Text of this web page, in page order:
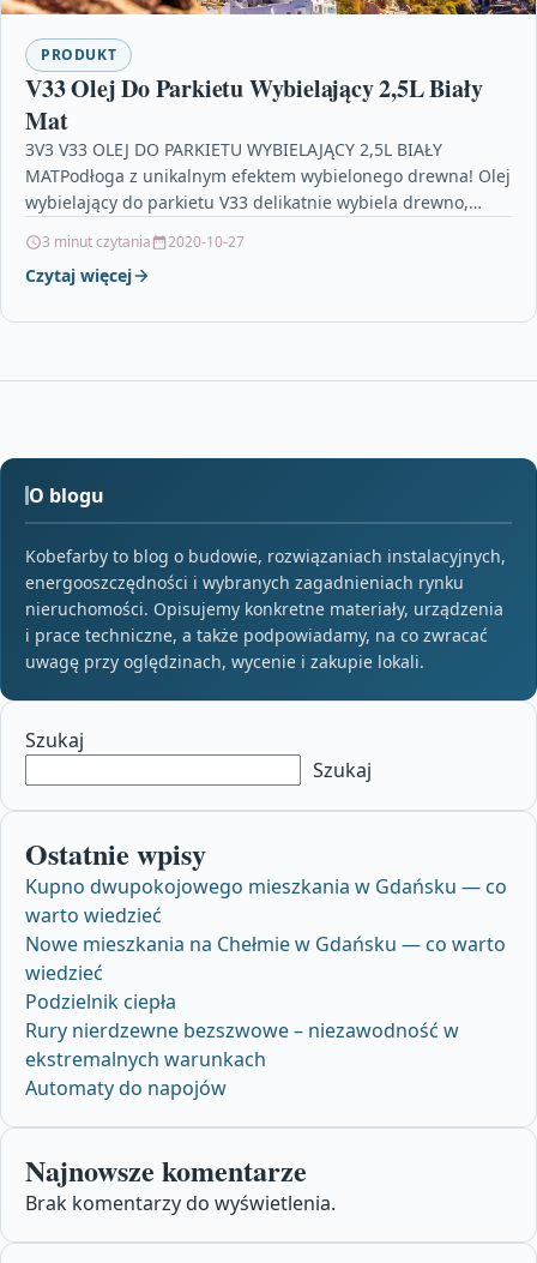
PRODUKT
V33 Olej Do Parkietu Wybielający 2,5L Biały
Mat
3V3 V33 OLEJ DO PARKIETU WYBIELAJĄCY 2,5L BIAŁY
MATPodłoga z unikalnym efektem wybielonego drewna! Olej
wybielający do parkietu V33 delikatnie wybiela drewno,
3 minut czytania 2020-10-27
Czytaj więcej
O blogu
Kobefarby to blog o budowie, rozwiązaniach instalacyjnych,
energooszczędności i wybranych zagadnieniach rynku
nieruchomości. Opisujemy konkretne materiały, urządzenia
i prace techniczne, a także podpowiadamy, na co zwracać
uwagę przy oględzinach, wycenie i zakupie lokali.
Szukaj
Szukaj
Ostatnie wpisy
Kupno dwupokojowego mieszkania w Gdańsku — co
warto wiedzieć
Nowe mieszkania na Chełmie w Gdańsku — co warto
wiedzieć
Podzielnik ciepła
Rury nierdzewne bezszwowe – niezawodność w
ekstremalnych warunkach
Automaty do napojów
Najnowsze komentarze
Brak komentarzy do wyświetlenia.